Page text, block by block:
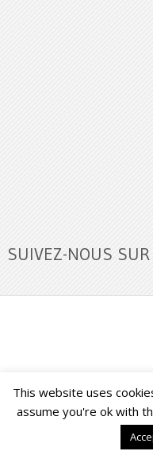
SUIVEZ-NOUS SUR
Buzz Ultra Copyright ©
This website uses
assume you're ok with
Français